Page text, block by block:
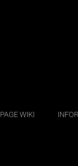
PAGE WIKI